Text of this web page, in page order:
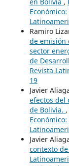
Ramiro
de emisión
sector
de
Revista
19
Javier
efectos del
de Bolivia. ,
Javier
contexto